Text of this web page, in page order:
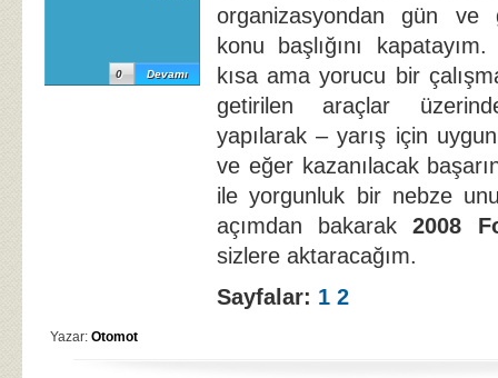
Devamı
0
organizasyondan gün ve
konu başlığını
kısa ama yorucu bir
getirilen araçlar
yapılarak – yarış için
ve eğer kazanılacak
ile yorgunluk bir nebze
açımdan bakarak2008
sizlere aktaracağım.
Sayfalar: 1 2
Yazar: Otomot